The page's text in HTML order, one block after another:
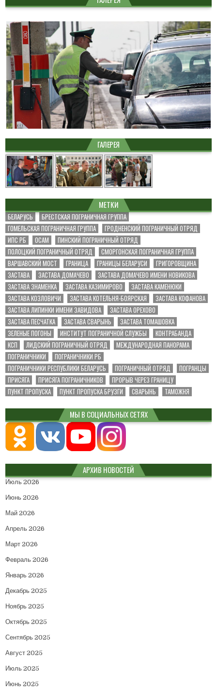
ГАЛЕРЕЯ
МЕТКИ
БЕЛАРУСЬ
БРЕСТСКАЯ ПОГРАНИЧНАЯ ГРУППА
ГОМЕЛЬСКАЯ ПОГРАНИЧНАЯ ГРУППА
ГРОДНЕНСКИЙ ПОГРАНИЧНЫЙ ОТРЯД
ИПС РБ
ОСАМ
ПИНСКИЙ ПОГРАНИЧНЫЙ ОТРЯД
ПОЛОЦКИЙ ПОГРАНИЧНЫЙ ОТРЯД
СМОРГОНСКАЯ ПОГРАНИЧНАЯ ГРУППА
ВАРШАВСКИЙ МОСТ
ГРАНИЦА ГРАНИЦЫ БЕЛАРУСИ
ГРИГОРОВЩИНА
ЗАСТАВА
ЗАСТАВА ДОМАЧЕВО
ЗАСТАВА ДОМАЧЕВО ИМЕНИ НОВИКОВА
ЗАСТАВА ЗНАМЕНКА
ЗАСТАВА КАЗИМИРОВО
ЗАСТАВА КАМЕНЮКИ
ЗАСТАВА КОЗЛОВИЧИ
ЗАСТАВА КОТЕЛЬНЯ-БОЯРСКАЯ
ЗАСТАВА КОФАНОВА
ЗАСТАВА ЛИПИНКИ ИМЕНИ ЗАВИДОВА
ЗАСТАВА ОРЕХОВО
ЗАСТАВА ПЕСЧАТКА
ЗАСТАВА СВАРЫНЬ
ЗАСТАВА ТОМАШОВКА
ЗЕЛЕНЫЕ ПОГОНЫ
ИНСТИТУТ ПОГРАНИЧНОЙ СЛУЖБЫ
КОНТРАБАНДА
КСП
ЛИДСКИЙ ПОГРАНИЧНЫЙ ОТРЯД
МЕЖДУНАРОДНАЯ ПАНОРАМА
ПОГРАНИЧНИКИ
ПОГРАНИЧНИКИ РБ
ПОГРАНИЧНИКИ РЕСПУБЛИКИ БЕЛАРУСЬ
ПОГРАНИЧНЫЙ ОТРЯД
ПОГРАНЦЫ
ПРИСЯГА
ПРИСЯГА ПОГРАНИЧНИКОВ
ПРОРЫВ ЧЕРЕЗ ГРАНИЦУ
ПУНКТ ПРОПУСКА
ПУНКТ ПРОПУСКА БРУЗГИ СВАРЫНЬ ТАМОЖНЯ
МЫ В СОЦИАЛЬНЫХ СЕТЯХ
АРХИВ НОВОСТЕЙ
Июль 2026
Июнь 2026
Май 2026
Апрель 2026
Март 2026
Февраль 2026
Январь 2026
Декабрь 2025
Ноябрь 2025
Октябрь 2025
Сентябрь 2025
Август 2025
Июль 2025
Июнь 2025